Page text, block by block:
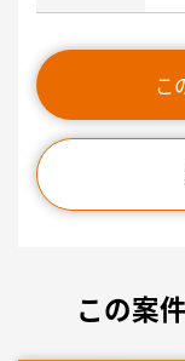
こ
この案